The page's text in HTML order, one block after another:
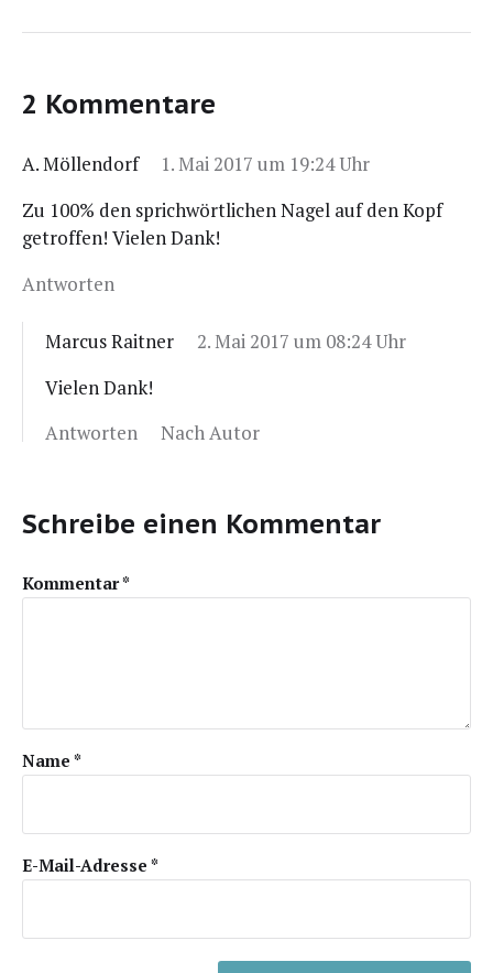
2 Kommentare
A. Möllendorf
1. Mai 2017 um 19:24 Uhr
Zu 100% den sprich­wört­li­chen Nagel auf den Kopf
getrof­fen! Vie­len Dank!
Antworten
Marcus Raitner
2. Mai 2017 um 08:24 Uhr
Vie­len Dank!
Antworten
Nach Autor
Schreibe einen Kommentar
Kommentar*
Name *
E-Mail-Adresse *